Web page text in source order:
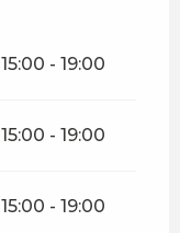
15:00 - 19:00
15:00 - 19:00
15:00 - 19:00